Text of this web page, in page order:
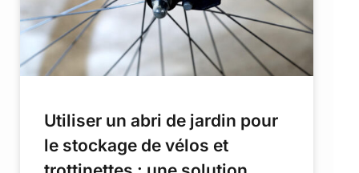
Utiliser un abri de jardin pour
le stockage de vélos et